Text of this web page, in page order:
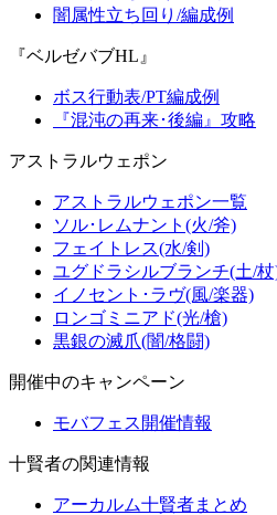
闇属性立ち回り/編成例
『ベルゼバブHL』
ボス行動表/PT編成例
『混沌の再来･後編』攻略
アストラルウェポン
アストラルウェポン一覧
ソル･レムナント(火/斧)
フェイトレス(水/剣)
ユグドラシルブランチ(土/
イノセント･ラヴ(風/楽器)
ロンゴミニアド(光/槍)
黒銀の滅爪(闇/格闘)
開催中のキャンペーン
モバフェス開催情報
十賢者の関連情報
アーカルム十賢者まとめ